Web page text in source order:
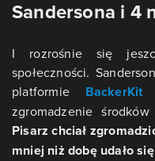
Sandersona i 4
I rozrośnie się
społeczności.
platformie BackerKit
zgromadzenie
Pisarz chciał
mniej niż dobę udało